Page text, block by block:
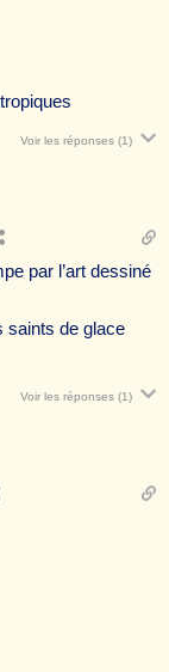
Voir les réponses (1)
par l’art dessiné
saints de glace
Voir les réponses (1)